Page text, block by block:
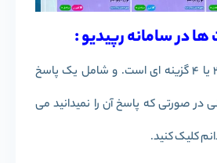
در سامانه رپیدیو :
پاسخ فلش کارت ها 3 یا 4 گزینه ای است. و شامل یک پاسخ
در صورتی که پاسخ آن را نمیدانید می
کلیک کنید.